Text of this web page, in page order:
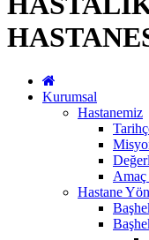
Kurumsal
Hastanemiz
Hastane